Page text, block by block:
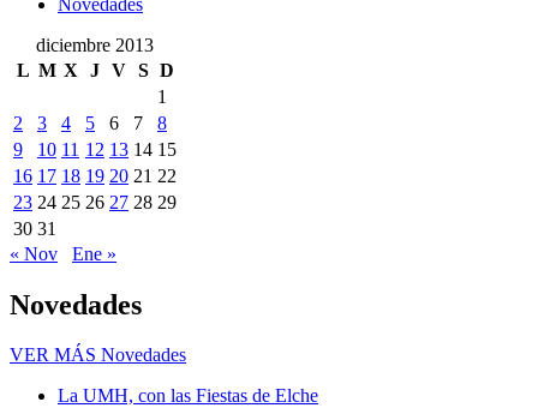
diciembre 2013
L M X J V S D
1
2
3 4 5 6 7
8
9
10 11 12 13 14 15
16 17 18 19 20 21 22
23 24 25 26 27 28 29
30 31
« Nov
Ene »
Novedades
VER MÁS Novedades
La UMH, con las Fiestas de Elche